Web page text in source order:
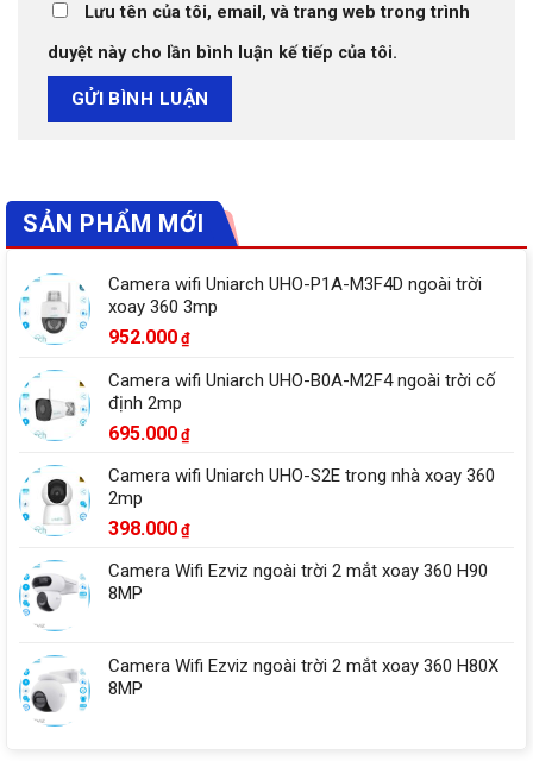
Lưu tên của tôi, email, và trang web trong trình
duyệt này cho lần bình luận kế tiếp của tôi.
SẢN PHẨM MỚI
Camera wifi Uniarch UHO-P1A-M3F4D ngoài trời
xoay 360 3mp
952.000 ₫
Camera wifi Uniarch UHO-B0A-M2F4 ngoài trời cố
định 2mp
695.000 ₫
Camera wifi Uniarch UHO-S2E trong nhà xoay 360
2mp
398.000 ₫
Camera Wifi Ezviz ngoài trời 2 mắt xoay 360 H90
8MP
Camera Wifi Ezviz ngoài trời 2 mắt xoay 360 H80X
8MP